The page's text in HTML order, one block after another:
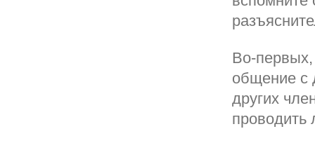
Во-первых,
общение с
других
проводить